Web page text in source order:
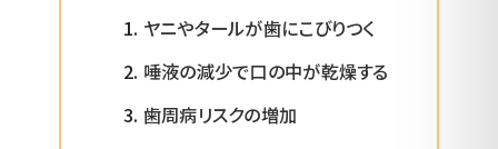
ヤニやタールが歯にこびりつく
唾液の減少で口の中が乾燥する
歯周病リスクの増加